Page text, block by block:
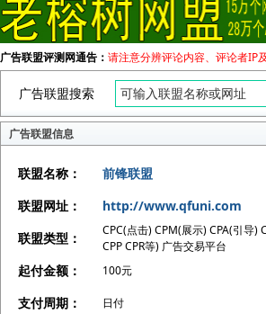
广告联盟评测网通告： 请注意分辨评论内容、评论者IP
广告联盟搜索
广告联盟信息
联盟名称：
前锋联盟
联盟网址：
http://www.qfuni.com
联盟类型：
CPC(点击) CPM(展示) CPA(引导)
CPP CPR等) 广告交易平台
起付金额： 100元
支付周期： 日付